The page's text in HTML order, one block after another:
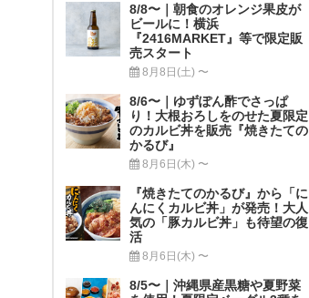
8/8〜｜朝食のオレンジ果皮が
ビールに！横浜
『2416MARKET』等で限定販
売スタート
8月8日(土) 〜
8/6〜｜ゆずぽん酢でさっぱ
り！大根おろしをのせた夏限定
のカルビ丼を販売『焼きたての
かるび』
8月6日(木) 〜
『焼きたてのかるび』から「に
んにくカルビ丼」が発売！大人
気の「豚カルビ丼」も待望の復
活
8月6日(木) 〜
8/5〜｜沖縄県産黒糖や夏野菜